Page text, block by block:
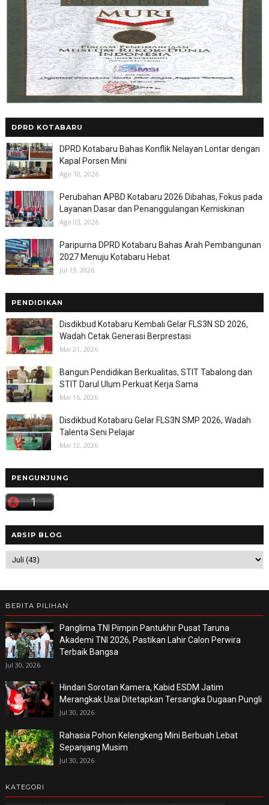
DPRD KOTABARU
DPRD Kotabaru Bahas Konflik Nelayan Lontar dengan
Kapal Porsen Mini
Ago 10, 2026
Perubahan APBD Kotabaru 2026 Dibahas, Fokus pada
Layanan Dasar dan Penanggulangan Kemiskinan
Ago 03, 2026
Paripurna DPRD Kotabaru Bahas Arah Pembangunan
2027 Menuju Kotabaru Hebat
Jul 13, 2026
PENDIDIKAN
Disdikbud Kotabaru Kembali Gelar FLS3N SD 2026,
Wadah Cetak Generasi Berprestasi
Mai 21, 2026
Bangun Pendidikan Berkualitas, STIT Tabalong dan
STIT Darul Ulum Perkuat Kerja Sama
Mai 16, 2026
Disdikbud Kotabaru Gelar FLS3N SMP 2026, Wadah
Talenta Seni Pelajar
Mai 12, 2026
PENGUNJUNG
ARSIP BLOG
BERITA PILIHAN
Panglima TNI Pimpin Pantukhir Pusat Taruna
Akademi TNI 2026, Pastikan Lahir Calon Perwira
Terbaik Bangsa
Jul 30, 2026
Hindari Sorotan Kamera, Kabid ESDM Jatim
Merangkak Usai Ditetapkan Tersangka Dugaan Pungli
Jul 30, 2026
Rahasia Pohon Kelengkeng Mini Berbuah Lebat
Sepanjang Musim
Jul 30, 2026
KATEGORI